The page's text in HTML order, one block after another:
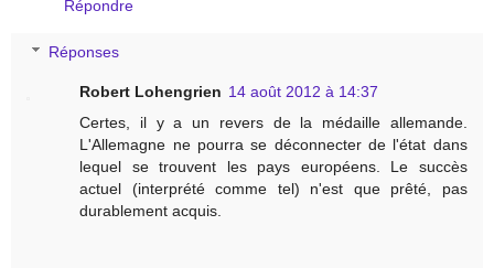
Répondre
Réponses
Robert Lohengrien 14 août 2012 à 14:37
Certes, il y a un revers de la médaille allemande.
L'Allemagne ne pourra se déconnecter de l'état dans
lequel se trouvent les pays européens. Le succès
actuel (interprété comme tel) n'est que prêté, pas
durablement acquis.